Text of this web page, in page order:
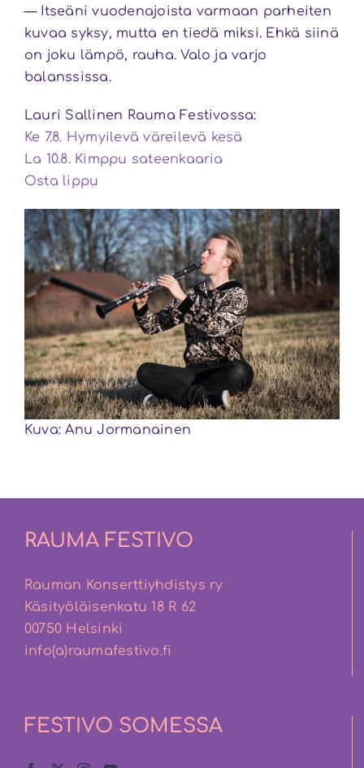
— Itseäni vuodenajoista varmaan parheiten
kuvaa syksy, mutta en tiedä miksi. Ehkä siinä
on joku lämpö, rauha. Valo ja varjo
balanssissa.
Lauri Sallinen Rauma Festivossa:
Ke 7.8. Hymyilevä väreilevä kesä
La 10.8. Kimppu sateenkaaria
Osta lippu
Kuva: Anu Jormanainen
RAUMA FESTIVO
Rauman Konserttiyhdistys ry
Käsityöläisenkatu 18 R 62
00750 Helsinki
info(a)raumafestivo.fi
FESTIVO SOMESSA